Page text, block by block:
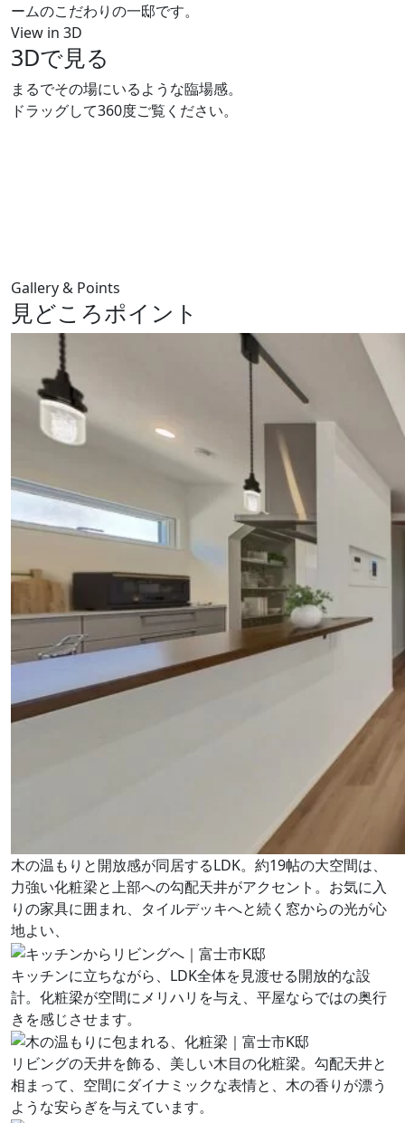
ームのこだわりの一邸です。
View in 3D
3Dで見る
まるでその場にいるような臨場感。
ドラッグして360度ご覧ください。
Gallery & Points
見どころポイント
木の温もりと開放感が同居するLDK。約19帖の大空間は、
力強い化粧梁と上部への勾配天井がアクセント。お気に入
りの家具に囲まれ、タイルデッキへと続く窓からの光が心
地よい、
キッチンに立ちながら、LDK全体を見渡せる開放的な設
計。化粧梁が空間にメリハリを与え、平屋ならではの奥行
きを感じさせます。
リビングの天井を飾る、美しい木目の化粧梁。勾配天井と
相まって、空間にダイナミックな表情と、木の香りが漂う
ような安らぎを与えています。